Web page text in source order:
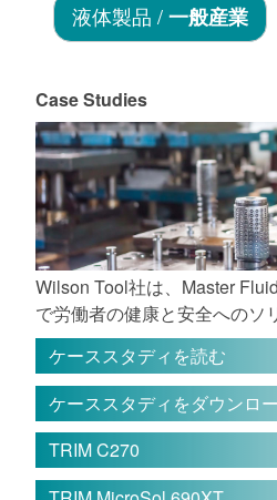
液体製品 /一般産業
Case Studies
Wilson Tool社は、Master
で労働者の健康と安全へのソ
ケーススタディを読む
ケーススタディをダウンロ
TRIM C270